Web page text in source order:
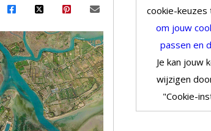
cookie-
om jouw
passen en
Je kan jouw
wijzigen
"Cookie-